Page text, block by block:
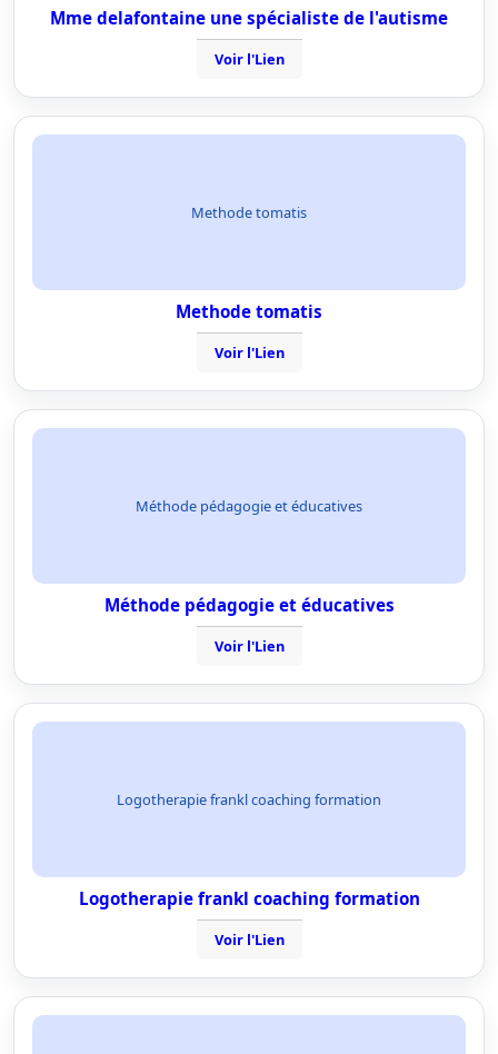
Mme delafontaine une spécialiste de l'autisme
Voir l'Lien
Methode tomatis
Methode tomatis
Voir l'Lien
Méthode pédagogie et éducatives
Méthode pédagogie et éducatives
Voir l'Lien
Logotherapie frankl coaching formation
Logotherapie frankl coaching formation
Voir l'Lien